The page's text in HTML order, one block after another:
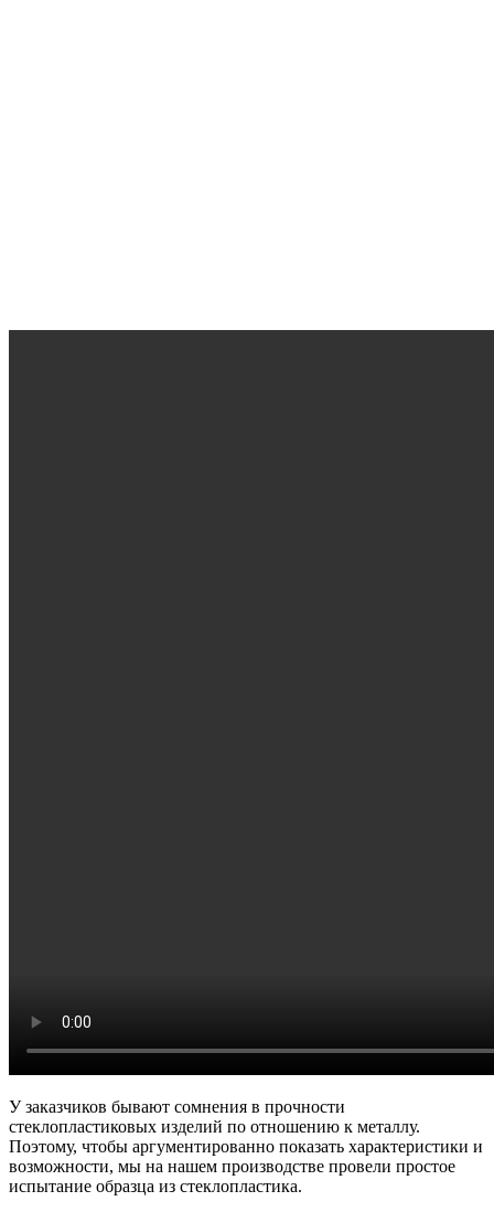
У заказчиков бывают сомнения в прочности
стеклопластиковых изделий по отношению к металлу.
Поэтому, чтобы аргументированно показать характеристики и
возможности, мы на нашем производстве провели простое
испытание образца из стеклопластика.